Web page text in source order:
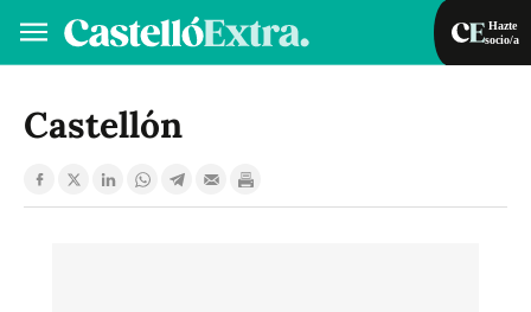
Hazte
socio/a
VA
Castellón